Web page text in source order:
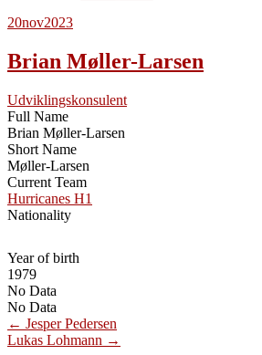
20nov2023
Brian Møller-Larsen
Udviklingskonsulent
Full Name
Brian Møller-Larsen
Short Name
Møller-Larsen
Current Team
Hurricanes H1
Nationality
Year of birth
1979
No Data
No Data
Post
navigation
← Jesper Pedersen
Lukas Lohmann →